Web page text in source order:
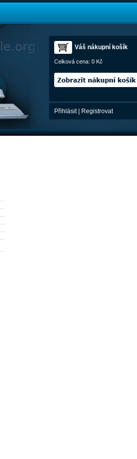
Váš nákupní košík
Celková cena: 0 Kč
Přihlásit| Registrovat